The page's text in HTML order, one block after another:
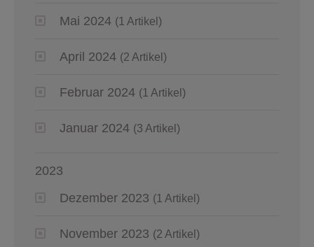
Mai 2024 (1 Artikel)
April 2024 (2 Artikel)
Februar 2024 (1 Artikel)
Januar 2024 (3 Artikel)
2023
Dezember 2023 (1 Artikel)
November 2023 (2 Artikel)